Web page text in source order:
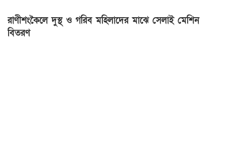
রাণীশংকৈলে দুস্থ ও গরিব মহিলাদের মাঝে সেলাই মেশিন
বিতরণ